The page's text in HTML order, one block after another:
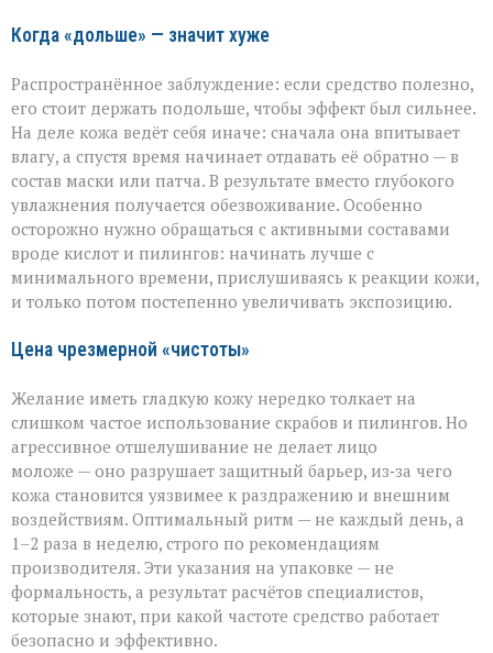
Когда «дольше» — значит хуже
Распространённое заблуждение: если средство полезно,
его стоит держать подольше, чтобы эффект был сильнее.
На деле кожа ведёт себя иначе: сначала она впитывает
влагу, а спустя время начинает отдавать её обратно — в
состав маски или патча. В результате вместо глубокого
увлажнения получается обезвоживание. Особенно
осторожно нужно обращаться с активными составами
вроде кислот и пилингов: начинать лучше с
минимального времени, прислушиваясь к реакции кожи,
и только потом постепенно увеличивать экспозицию.
Цена чрезмерной «чистоты»
Желание иметь гладкую кожу нередко толкает на
слишком частое использование скрабов и пилингов. Но
агрессивное отшелушивание не делает лицо
моложе — оно разрушает защитный барьер, из‑за чего
кожа становится уязвимее к раздражению и внешним
воздействиям. Оптимальный ритм — не каждый день, а
1–2 раза в неделю, строго по рекомендациям
производителя. Эти указания на упаковке — не
формальность, а результат расчётов специалистов,
которые знают, при какой частоте средство работает
безопасно и эффективно.